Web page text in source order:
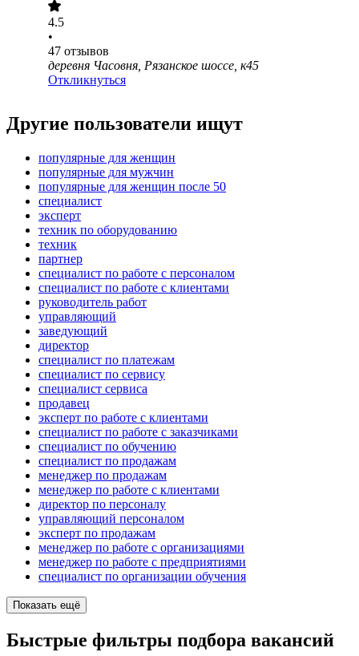
4.5
•
47 отзывов
деревня Часовня, Рязанское шоссе, к45
Откликнуться
Другие пользователи ищут
популярные для женщин
популярные для мужчин
популярные для женщин после 50
специалист
эксперт
техник по оборудованию
техник
партнер
специалист по работе с персоналом
специалист по работе с клиентами
руководитель работ
управляющий
заведующий
директор
специалист по платежам
специалист по сервису
специалист сервиса
продавец
эксперт по работе с клиентами
специалист по работе с заказчиками
специалист по обучению
специалист по продажам
менеджер по продажам
менеджер по работе с клиентами
директор по персоналу
управляющий персоналом
эксперт по продажам
менеджер по работе с организациями
менеджер по работе с предприятиями
специалист по организации обучения
Показать ещё
Быстрые фильтры подбора вакансий